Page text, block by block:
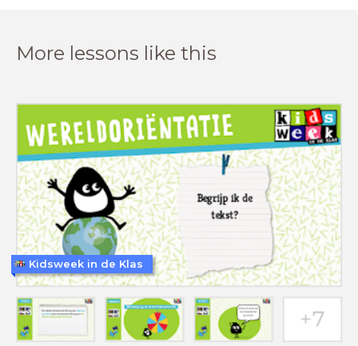
More lessons like this
Kidsweek in de Klas